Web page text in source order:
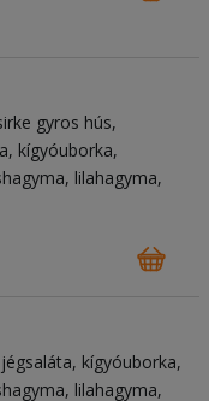
gyros hús
kígyóuborka
lilahagyma
jégsaláta kígyóuborka
lilahagyma